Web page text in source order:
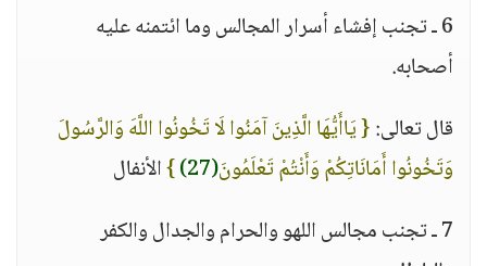
6 ـ تجنب إفشاء أسرار المجالس وما ائتمنه عليه
أصحابه.
قال تعالى:{ يَاأَيُّهَا الَّذِينَ آمَنُوا لَا تَخُونُوا اللَّهَ وَالرَّسُولَ
وَتَخُونُوا أَمَانَاتِكُمْ وَأَنْتُمْ تَعْلَمُونَ(27)
}الأنفال
7 ـ تجنب مجالس اللهو والحرام والجدال والكفر